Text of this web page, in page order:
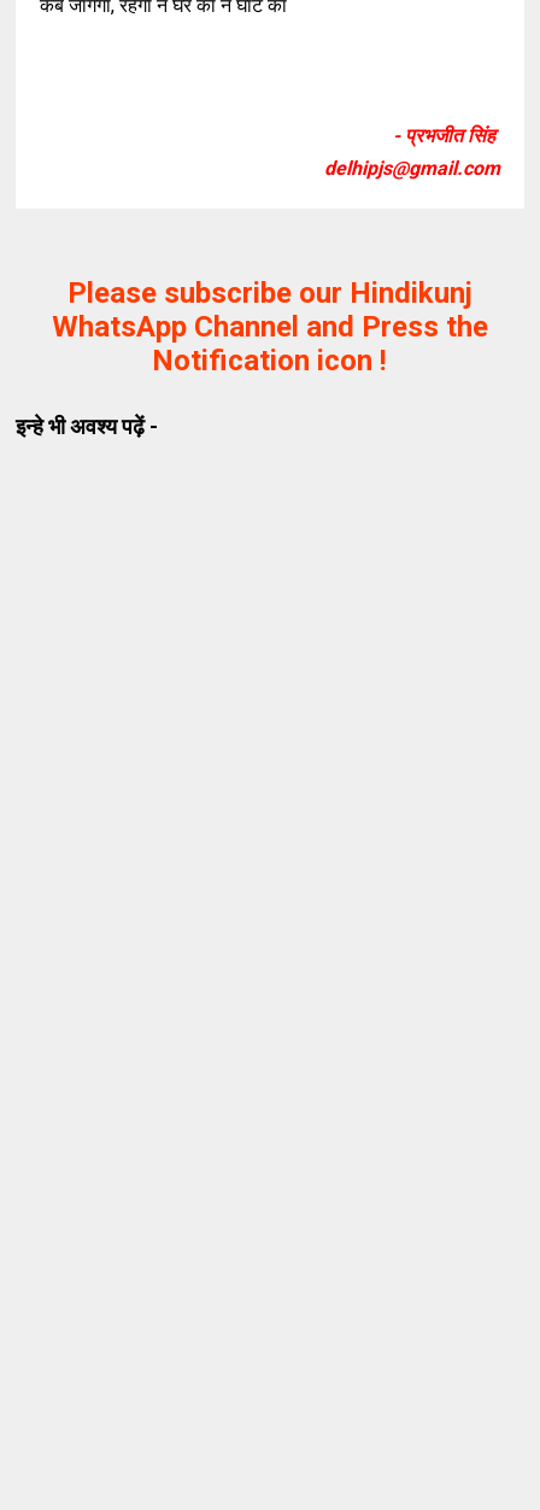
कब जागेगा, रहेगा न घर का न घाट का
- प्रभजीत सिंह
delhipjs@gmail.com
Please subscribe our Hindikunj
WhatsApp Channel and Press the
Notification icon !
इन्हे भी अवश्य पढ़ें -